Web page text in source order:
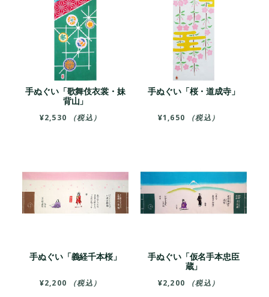
手ぬぐい「歌舞伎衣裳・妹
背山」
¥2,530 （税込）
手ぬぐい「桜・道成寺」
¥1,650 （税込）
手ぬぐい「義経千本桜」
¥2,200 （税込）
手ぬぐい「仮名手本忠臣
蔵」
¥2,200 （税込）